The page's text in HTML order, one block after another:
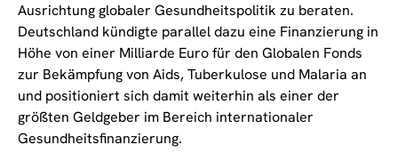
Ausrichtung globaler Gesundheitspolitik zu beraten.
Deutschland kündigte parallel dazu eine Finanzierung in
Höhe von einer Milliarde Euro für den Globalen Fonds
zur Bekämpfung von Aids, Tuberkulose und Malaria an
und positioniert sich damit weiterhin als einer der
größten Geldgeber im Bereich internationaler
Gesundheitsfinanzierung.